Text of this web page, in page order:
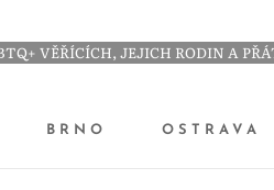
VĚŘÍCÍCH, JEJICH RODIN A
BRNO OSTRAVA